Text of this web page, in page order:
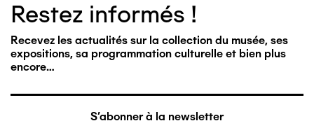
Restez informés !
Recevez les actualités sur la collection du musée, ses
expositions, sa programmation culturelle et bien plus
encore…
S'abonner à la newsletter